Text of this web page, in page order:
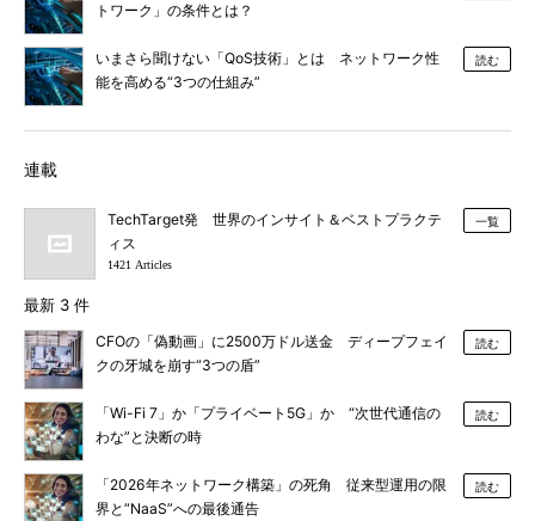
トワーク」の条件とは？
いまさら聞けない「QoS技術」とは ネットワーク性
能を高める“3つの仕組み”
読む
連載
TechTarget発 世界のインサイト＆ベストプラクテ
ィス
1421 Articles
一覧
最新 3 件
CFOの「偽動画」に2500万ドル送金 ディープフェイ
クの牙城を崩す“3つの盾”
読む
「Wi-Fi 7」か「プライベート5G」か “次世代通信の
わな”と決断の時
読む
「2026年ネットワーク構築」の死角 従来型運用の限
界と“NaaS”への最後通告
読む